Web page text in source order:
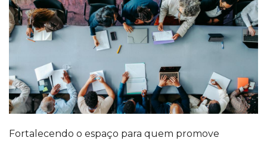
Fortalecendo o espaço para quem promove